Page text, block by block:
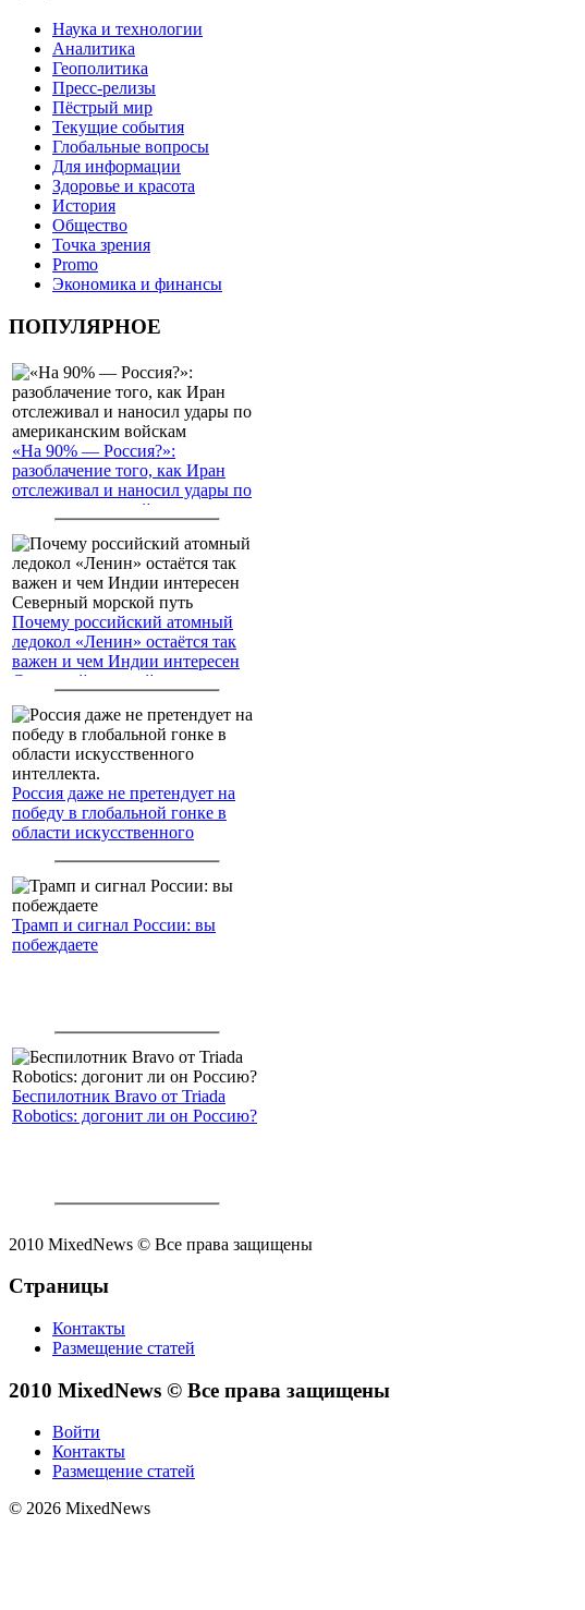
Наука и технологии
Аналитика
Геополитика
Пресс-релизы
Пёстрый мир
Текущие события
Глобальные вопросы
Для информации
Здоровье и красота
История
Общество
Точка зрения
Promo
Экономика и финансы
ПОПУЛЯРНОЕ
«На 90% — Россия?»:
разоблачение того, как Иран
отслеживал и наносил удары по
американским войскам
Почему российский атомный
ледокол «Ленин» остаётся так
важен и чем Индии интересен
Северный морской путь
Россия даже не претендует на
победу в глобальной гонке в
области искусственного
Трамп и сигнал России: вы
побеждаете
Беспилотник Bravo от Triada
Robotics: догонит ли он Россию?
2010 MixedNews © Все права защищены
Страницы
Контакты
Размещение статей
2010 MixedNews © Все права защищены
Войти
Контакты
Размещение статей
© 2026 MixedNews